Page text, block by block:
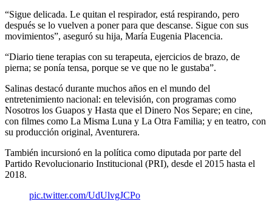
“Sigue delicada. Le quitan el respirador, está respirando, pero
después se lo vuelven a poner para que descanse. Sigue con sus
movimientos”, aseguró su hija, María Eugenia Placencia.
“Diario tiene terapias con su terapeuta, ejercicios de brazo, de
pierna; se ponía tensa, porque se ve que no le gustaba”.
Salinas destacó durante muchos años en el mundo del
entretenimiento nacional: en televisión, con programas como
Nosotros los Guapos y Hasta que el Dinero Nos Separe; en cine,
con filmes como La Misma Luna y La Otra Familia; y en teatro, con
su producción original, Aventurera.
También incursionó en la política como diputada por parte del
Partido Revolucionario Institucional (PRI), desde el 2015 hasta el
2018.
pic.twitter.com/UdUlvgJCPo